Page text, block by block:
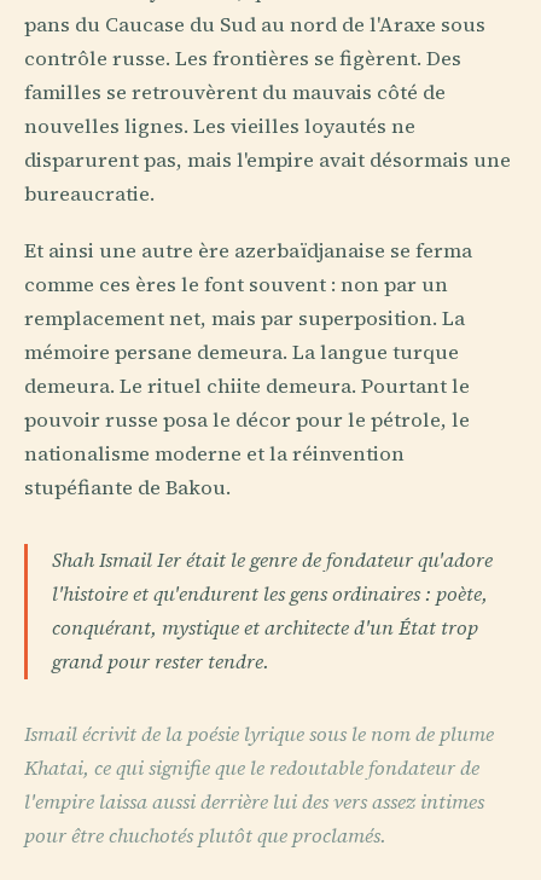
pans du Caucase du Sud au nord de l'Araxe sous
contrôle russe. Les frontières se figèrent. Des
familles se retrouvèrent du mauvais côté de
nouvelles lignes. Les vieilles loyautés ne
disparurent pas, mais l'empire avait désormais une
bureaucratie.
Et ainsi une autre ère azerbaïdjanaise se ferma
comme ces ères le font souvent : non par un
remplacement net, mais par superposition. La
mémoire persane demeura. La langue turque
demeura. Le rituel chiite demeura. Pourtant le
pouvoir russe posa le décor pour le pétrole, le
nationalisme moderne et la réinvention
stupéfiante de Bakou.
Shah Ismail Ier était le genre de fondateur qu'adore
l'histoire et qu'endurent les gens ordinaires : poète,
conquérant, mystique et architecte d'un État trop
grand pour rester tendre.
Ismail écrivit de la poésie lyrique sous le nom de plume
Khatai, ce qui signifie que le redoutable fondateur de
l'empire laissa aussi derrière lui des vers assez intimes
pour être chuchotés plutôt que proclamés.